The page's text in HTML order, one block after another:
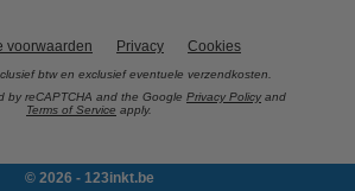
voorwaarden Privacy Cookies
btw en exclusief eventuele verzendkosten.
by reCAPTCHA and the Google Privacy Policy and
Terms of Service apply.
© 2026 - 123inkt.be